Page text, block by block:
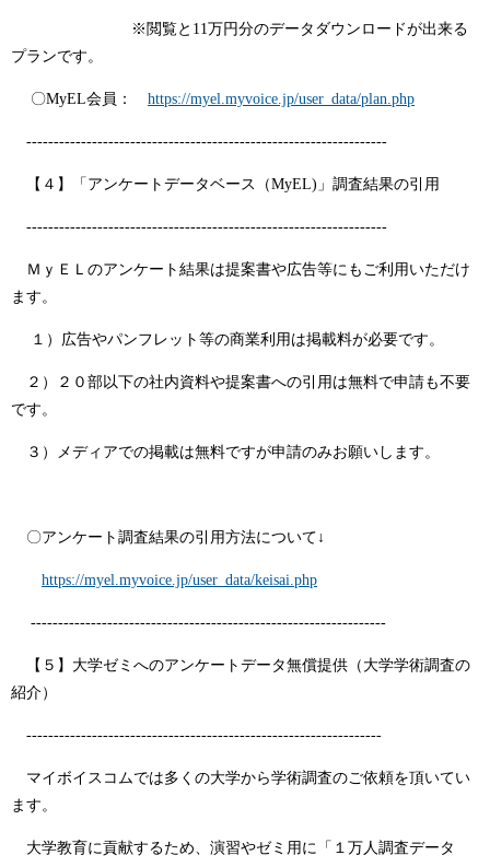
※閲覧と11万円分のデータダウンロードが出来る
プランです。
〇MyEL会員： https://myel.myvoice.jp/user_data/plan.php
------------------------------------------------------------------
【４】「アンケートデータベース（MyEL)」調査結果の引用
------------------------------------------------------------------
ＭｙＥＬのアンケート結果は提案書や広告等にもご利用いただけ
ます。
１）広告やパンフレット等の商業利用は掲載料が必要です。
２）２０部以下の社内資料や提案書への引用は無料で申請も不要
です。
３）メディアでの掲載は無料ですが申請のみお願いします。
〇アンケート調査結果の引用方法について↓
https://myel.myvoice.jp/user_data/keisai.php
-----------------------------------------------------------------
【５】大学ゼミへのアンケートデータ無償提供（大学学術調査の
紹介）
-----------------------------------------------------------------
マイボイスコムでは多くの大学から学術調査のご依頼を頂いてい
ます。
大学教育に貢献するため、演習やゼミ用に「１万人調査データ